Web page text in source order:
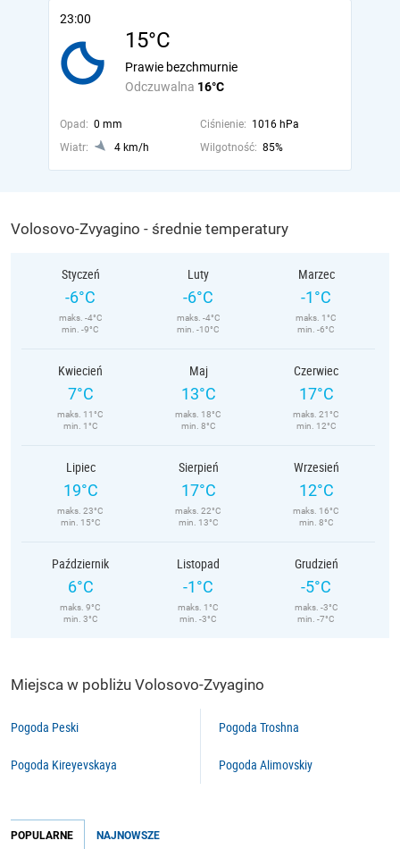
23:00
15°C
Odczuwalna 16°C
Prawie bezchmurnie
Opad: 0 mm Ciśnienie: 1016 hPa
Wiatr:
4 km/h Wilgotność: 85%
Volosovo-Zvyagino - średnie temperatury
Styczeń
-6°C
maks. -4°C
min. -9°C
Luty
-6°C
maks. -4°C
min. -10°C
Marzec
-1°C
maks. 1°C
min. -6°C
Kwiecień
7°C
maks. 11°C
min. 1°C
Maj
13°C
maks. 18°C
min. 8°C
Czerwiec
17°C
maks. 21°C
min. 12°C
Lipiec
19°C
maks. 23°C
min. 15°C
Sierpień
17°C
maks. 22°C
min. 13°C
Wrzesień
12°C
maks. 16°C
min. 8°C
Październik
6°C
maks. 9°C
min. 3°C
Listopad
-1°C
maks. 1°C
min. -3°C
Grudzień
-5°C
maks. -3°C
min. -7°C
Miejsca w pobliżu Volosovo-Zvyagino
Pogoda Peski
Pogoda Kireyevskaya
Pogoda Troshna
Pogoda Alimovskiy
POPULARNE NAJNOWSZE